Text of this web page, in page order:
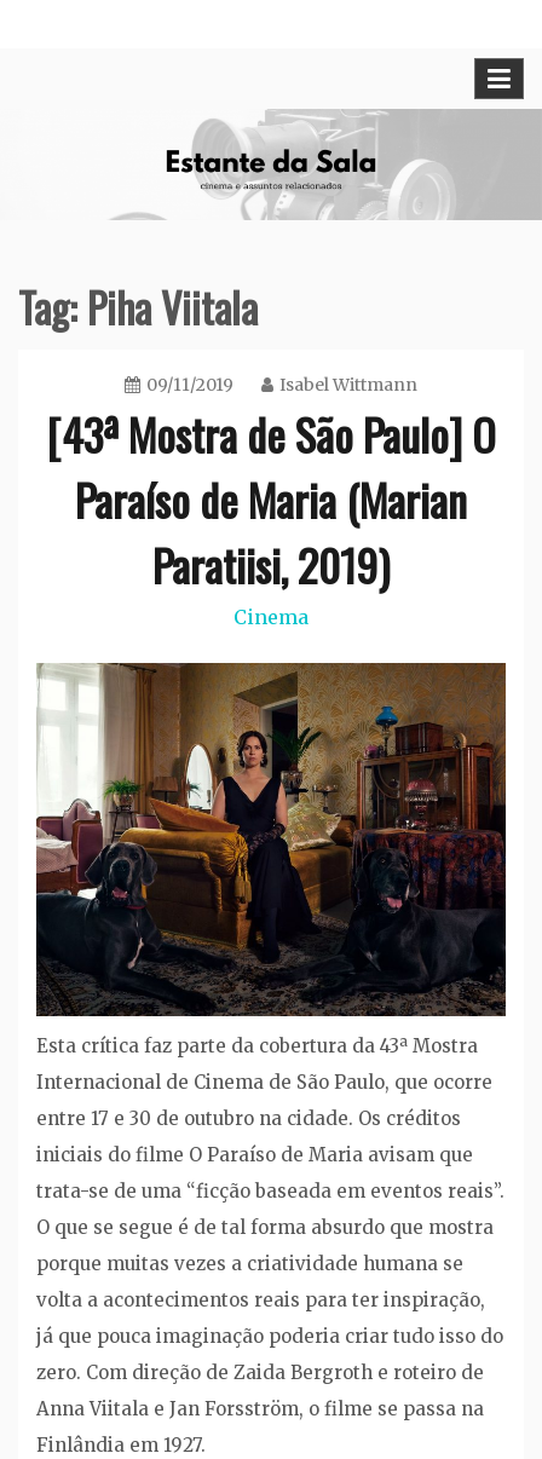
Tag:Piha Viitala
09/11/2019 Isabel Wittmann
[43ª Mostra de São Paulo] O
Paraíso de Maria (Marian
Paratiisi, 2019)
Cinema
Esta crítica faz parte da cobertura da 43ª Mostra
Internacional de Cinema de São Paulo, que ocorre
entre 17 e 30 de outubro na cidade. Os créditos
iniciais do filme O Paraíso de Maria avisam que
trata-se de uma “ficção baseada em eventos reais”.
O que se segue é de tal forma absurdo que mostra
porque muitas vezes a criatividade humana se
volta a acontecimentos reais para ter inspiração,
já que pouca imaginação poderia criar tudo isso do
zero. Com direção de Zaida Bergroth e roteiro de
Anna Viitala e Jan Forsström, o filme se passa na
Finlândia em 1927.